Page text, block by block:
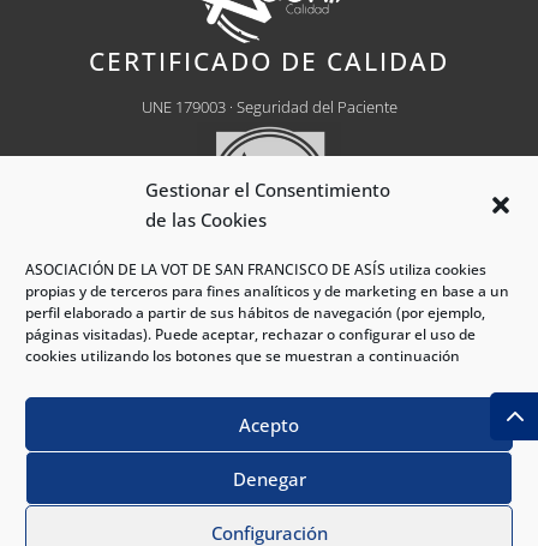
Gestionar el Consentimiento
de las Cookies
ASOCIACIÓN DE LA VOT DE SAN FRANCISCO DE ASÍS utiliza cookies
propias y de terceros para fines analíticos y de marketing en base a un
perfil elaborado a partir de sus hábitos de navegación (por ejemplo,
páginas visitadas). Puede aceptar, rechazar o configurar el uso de
cookies utilizando los botones que se muestran a continuación
Acepto
Denegar
Configuración
CERTIFICADO DE CALIDAD
UNE 179003 · Seguridad del Paciente
Centro Médico AutorizadoNº CH0030
®Hospital VOT Madrid 2026 - Todos los derechos
Política de Privacidad Política de Cookies
Procedimiento S. Interno